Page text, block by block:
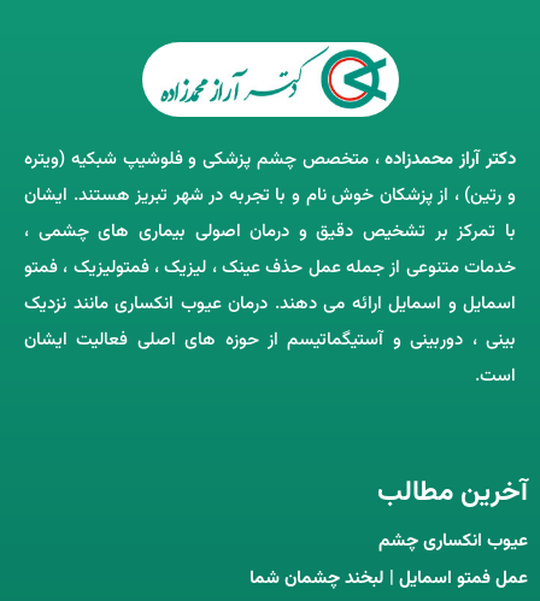
دکتر آراز محمدزاده، متخصص چشم‌ پزشکی و فلوشیپ شبکیه (ویتره
و رتین) ، از پزشکان خوش ‌نام و با تجربه در شهر تبریز هستند. ایشان
با تمرکز بر تشخیص دقیق و درمان اصولی بیماری ‌های چشمی ،
خدمات متنوعی از جمله عمل حذف عینک ، لیزیک ، فمتولیزیک ، فمتو
اسمایل و اسمایل ارائه می ‌دهند. درمان عیوب انکساری مانند نزدیک
‌بینی ، دوربینی و آستیگماتیسم از حوزه‌ های اصلی فعالیت ایشان
است.
آخرین مطالب
عیوب انکساری چشم
عمل فمتو اسمایل | لبخند چشمان شما